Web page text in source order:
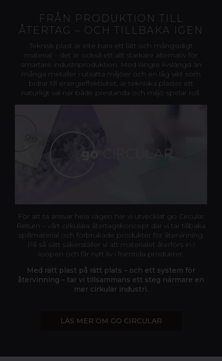
FRÅN PRODUKTION TILL
ÅTERTAG – OCH TILLBAKA IGEN
Teknisk plast är inte bara ett lätt och mångsidigt
material – det är också ett allt starkare alternativ för
smartare industriproduktion. Med längre livslängd än
många metaller i utsatta miljöer och en låg vikt som
bidrar till energieffektivitet, är tekniska plaster ett
naturligt val när både prestanda och miljö spelar roll.
För att ta ansvar hela vägen har vi utvecklat go Circular
Return – vårt cirkulära återtagskoncept där vi tar tillbaka
spillmaterial och förbrukade produkter för återvinning.
På så sätt säkerställer vi att materialet återförs in i
loopen och får nytt liv i framtida produkter.
Med rätt plast på rätt plats – och ett system för
återvinning – tar vi tillsammans ett steg närmare en
mer cirkulär industri.
LÄS MER OM GO CIRCULAR